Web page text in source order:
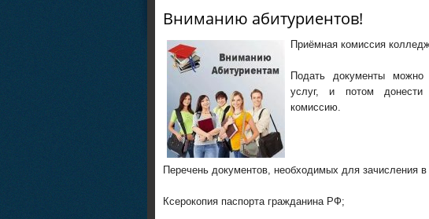
Вниманию абитуриентов!
Приёмная комиссия
Подать документы можно
услуг, и потом
комиссию.
Перечень документов, необходимых для зачисления
Ксерокопия паспорта гражданина РФ;